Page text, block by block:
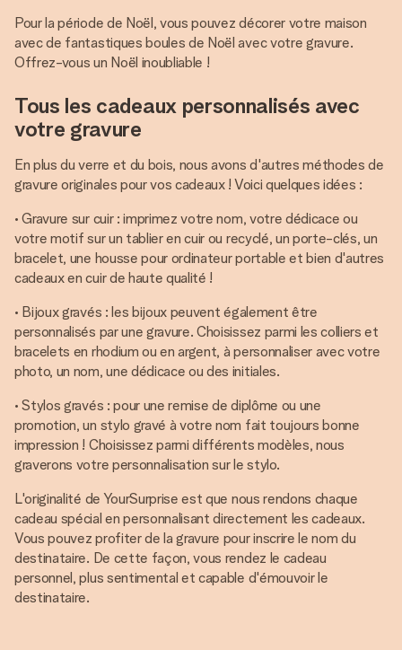
Pour la période de Noël, vous pouvez décorer votre maison
avec de fantastiques boules de Noël avec votre gravure.
Offrez-vous un Noël inoubliable !
Tous les cadeaux personnalisés avec
votre gravure
En plus du verre et du bois, nous avons d'autres méthodes de
gravure originales pour vos cadeaux ! Voici quelques idées :
• Gravure sur cuir : imprimez votre nom, votre dédicace ou
votre motif sur un tablier en cuir ou recyclé, un porte-clés, un
bracelet, une housse pour ordinateur portable et bien d'autres
cadeaux en cuir de haute qualité !
• Bijoux gravés : les bijoux peuvent également être
personnalisés par une gravure. Choisissez parmi les colliers et
bracelets en rhodium ou en argent, à personnaliser avec votre
photo, un nom, une dédicace ou des initiales.
• Stylos gravés : pour une remise de diplôme ou une
promotion, un stylo gravé à votre nom fait toujours bonne
impression ! Choisissez parmi différents modèles, nous
graverons votre personnalisation sur le stylo.
L'originalité de YourSurprise est que nous rendons chaque
cadeau spécial en personnalisant directement les cadeaux.
Vous pouvez profiter de la gravure pour inscrire le nom du
destinataire. De cette façon, vous rendez le cadeau
personnel, plus sentimental et capable d'émouvoir le
destinataire.